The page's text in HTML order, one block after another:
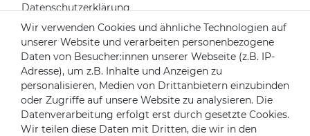
Datenschutzerklärung
Widerrufsrecht
Impressum
Kontakt
Über uns
Mein Konto
Login
Wir verwenden Cookies und ähnliche Technologien auf
unserer Website und verarbeiten personenbezogene
Daten von Besucher:innen unserer Webseite (z.B. IP-
Adresse), um z.B. Inhalte und Anzeigen zu
personalisieren, Medien von Drittanbietern einzubinden
oder Zugriffe auf unsere Website zu analysieren. Die
Datenverarbeitung erfolgt erst durch gesetzte Cookies.
Wir teilen diese Daten mit Dritten, die wir in den